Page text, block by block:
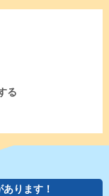
る
ります！